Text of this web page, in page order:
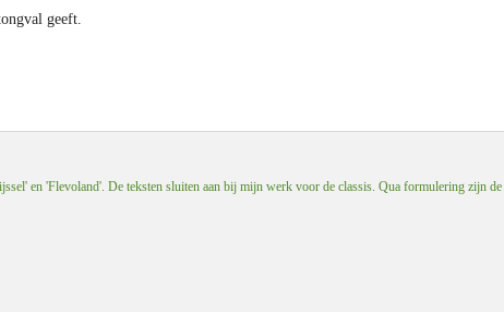
geeft.
en 'Flevoland'. De teksten sluiten aan bij mijn werk voor de classis. Qua formulering zijn de